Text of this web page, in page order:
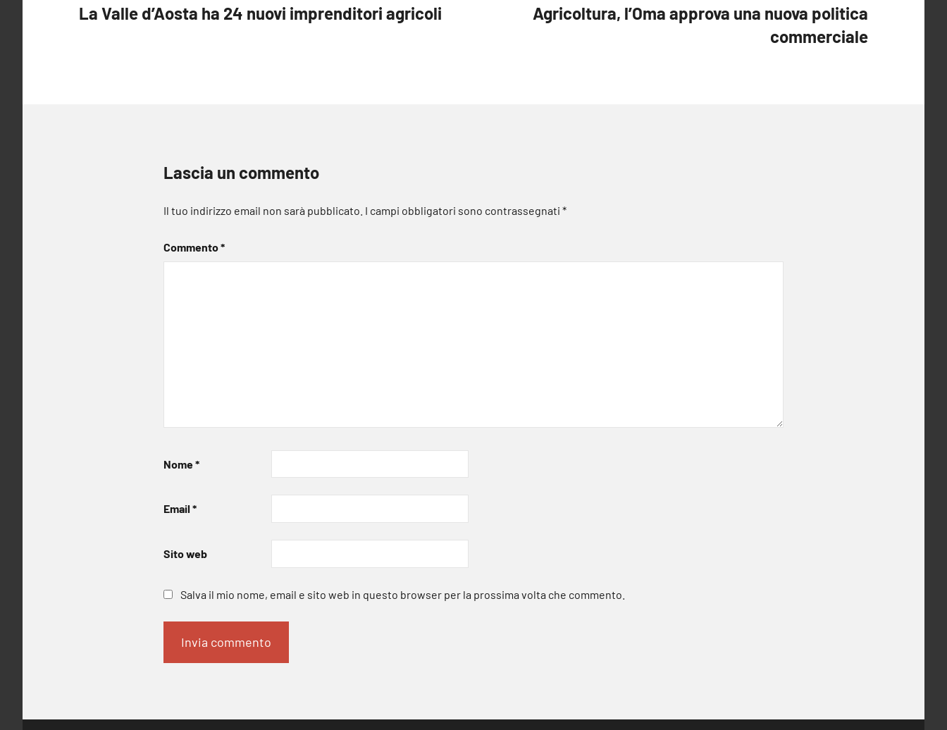
articoli
La Valle d’Aosta ha 24 nuovi imprenditori agricoli
Agricoltura, l’Oma approva una nuova politica
commerciale
Lascia un commento
Il tuo indirizzo email non sarà pubblicato. I campi obbligatori sono contrassegnati *
Commento*
Nome*
Email *
Sito web
Salva il mio nome, email e sito web in questo browser per la prossima volta che commento.